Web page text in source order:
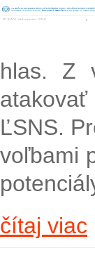
hlas. Z
ĽSNS.
voľbami
čítaj viac